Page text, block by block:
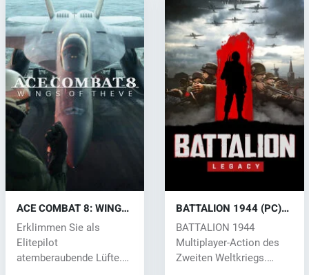
ACE COMBAT 8: WINGS
OF THEVE (PC) key
Erklimmen Sie als
Elitepilot
atemberaubende Lüfte.
BATTALION 1944 (PC)
CD key
BATTALION 1944
Multiplayer-Action des
Zweiten Weltkriegs.